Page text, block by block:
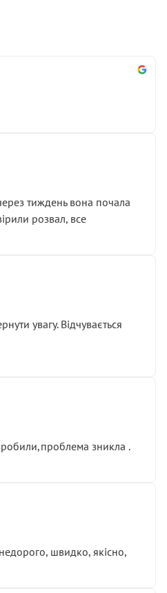
тиждень вона почала
розвал, все
увагу. Відчувається
зникла .
швидко, якісно,